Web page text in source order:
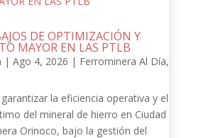
DE OPTIMIZACIÓN Y
MAYOR EN LAS PTLB
| Ago 4, 2026 | Ferrominera Al Día,
la eficiencia operativa y el
del mineral de hierro en Ciudad
Orinoco, bajo la gestión del